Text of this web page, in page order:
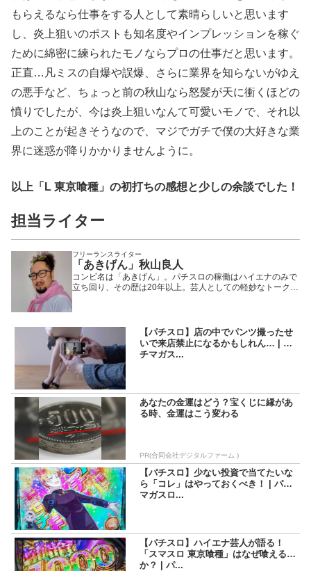
もらえるなら仕事をする人として素晴らしいと思います
し、炎上狙いのポストも知名度やインプレッションを稼ぐ
ために綿密に練られたモノならプロの仕事だと思います。
正直…凡ミスの自爆や誤爆、さらに業界を知らないがゆえ
の悪手など、ちょっと前の秋山なら怒髪が天に衝くほどの
憤りでしたが、今は炎上狙いなんて可愛いモノで、それ以
上のことが起きそうなので、マジでガチで僕の大好きな業
界に迷惑が降りかかりませんように。
以上「L 東京喰種」の初打ちの感想と少しの余談でした！
担当ライター
フリーランスライター
「あきげん」秋山良人
コンビ名は「あきげん」。パチスロの稼働はハイエナのみで
立ち回り、その歴は20年以上。芸人としての軽妙なトークや
【パチスロ】店の中でパンツ撮ったせ
いで来店禁止になるかもしれん… | パ
チマガス...
あなたの金運はどう？宝くじに縁があ
る時、金運はこう変わる
PR(合同会社デジタルファーム )
【パチスロ】少ない投資で当てたいな
ら「コレ」はやっておくべき！ | パチ
マガスロ...
【パチスロ】ハイエナ芸人が語る！
「スマスロ 東京喰種」はなぜ喰えるの
か？ | パ...